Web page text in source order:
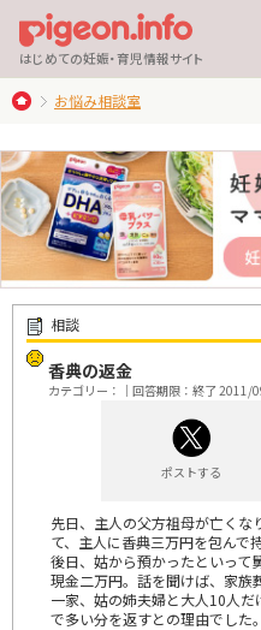
はじめての妊娠・育児情報サイト
お悩み相談室
相談
香典の返金
カテゴリー：｜回答期限：終了 2011/
ポストする
先日、主人の父方祖母が亡くな
て、主人に香典三万円を包んで
後日、姑から預かったといって
現金二万円。話を聞けば、家族
一家、姑の姉夫婦と大人10人
で多い分を返すとの理由でした。